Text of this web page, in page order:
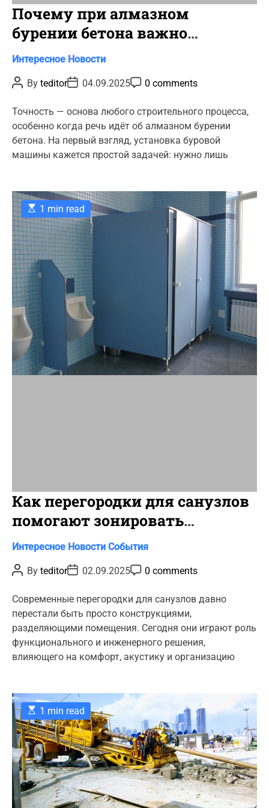
Почему при алмазном
бурении бетона важно
соблюдать угловое
позиционирование установки
для точного прохождения
арматуры
C
t
g
o
r
i
s
Интересное Новости
P
o
t
A
u
t
h
o
By teditorP
o
t
D
a
t
e
04.09.2025P
o
t
o
m
m
e
0 comments
Точность — основа любого строительного процесса,
особенно когда речь идёт об алмазном бурении
бетона. На первый взгляд, установка буровой
машины кажется простой задачей: нужно лишь
E
s
t
i
m
a
t
e
d
r
e
a
d
t
i
m
e
1 min read
Как перегородки для санузлов
помогают зонировать
пространство и снизить
уровень шума в
общественных помещениях
C
t
g
o
r
i
e
Интересное Новости События
P
o
t
A
u
t
h
o
r
By teditorP
o
t
D
a
t
e
02.09.2025P
o
t
o
m
e
n
0 comments
Современные перегородки для санузлов давно
перестали быть просто конструкциями,
разделяющими помещения. Сегодня они играют роль
функционального и инженерного решения,
влияющего на комфорт, акустику и организацию
E
s
t
i
m
a
t
e
d
r
e
1 min read